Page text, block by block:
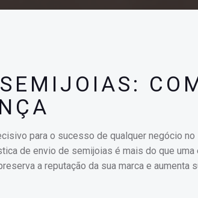
para o sucesso de qualquer negócio no
de envio de semijoias é mais do que uma
a reputação da sua marca e aumenta